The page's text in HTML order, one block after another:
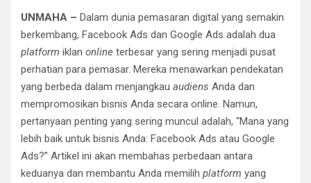
UNMAHA – Dalam dunia pemasaran digital yang semakin
berkembang, Facebook Ads dan Google Ads adalah dua
platform iklan online terbesar yang sering menjadi pusat
perhatian para pemasar. Mereka menawarkan pendekatan
yang berbeda dalam menjangkau audiens Anda dan
mempromosikan bisnis Anda secara online. Namun,
pertanyaan penting yang sering muncul adalah, “Mana yang
lebih baik untuk bisnis Anda: Facebook Ads atau Google
Ads?” Artikel ini akan membahas perbedaan antara
keduanya dan membantu Anda memilih platform yang